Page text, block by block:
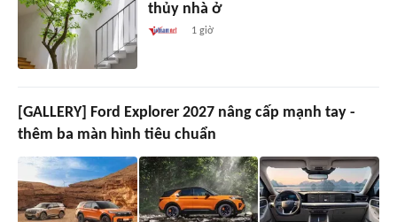
thủy nhà ở
1 giờ
[GALLERY] Ford Explorer 2027 nâng cấp mạnh tay -
thêm ba màn hình tiêu chuẩn